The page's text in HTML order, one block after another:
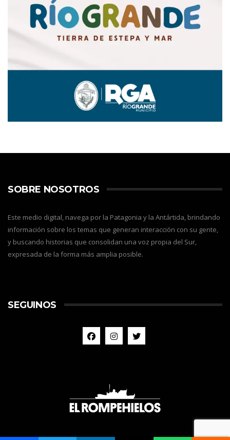
SOBRE NOSOTROS
Este medio digital, navega por la Patagonia y la Antártida, brindando
información sobre los temas que generan interacción con su gente,
y buscando historias que consolidan una voz propia del Sur,
expresada de la forma más amplia posible.
SEGUINOS